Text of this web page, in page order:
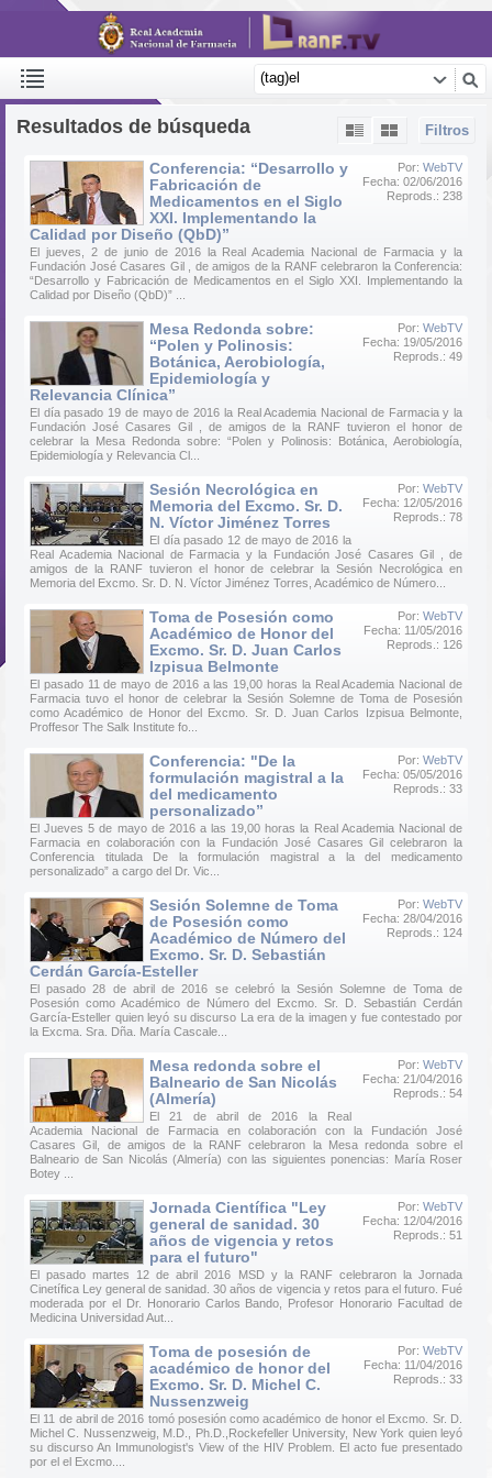
Filtros
Resultados de búsqueda
Por: WebTV
Fecha: 02/06/2016
Reprods.: 238
Conferencia: “Desarrollo y
Fabricación de
Medicamentos en el Siglo
XXI. Implementando la
Calidad por Diseño (QbD)”
El jueves, 2 de junio de 2016 la Real Academia Nacional de Farmacia y la
Fundación José Casares Gil , de amigos de la RANF celebraron la Conferencia:
“Desarrollo y Fabricación de Medicamentos en el Siglo XXI. Implementando la
Calidad por Diseño (QbD)” ...
Por: WebTV
Fecha: 19/05/2016
Reprods.: 49
Mesa Redonda sobre:
“Polen y Polinosis:
Botánica, Aerobiología,
Epidemiología y
Relevancia Clínica”
El día pasado 19 de mayo de 2016 la Real Academia Nacional de Farmacia y la
Fundación José Casares Gil , de amigos de la RANF tuvieron el honor de
celebrar la Mesa Redonda sobre: “Polen y Polinosis: Botánica, Aerobiología,
Epidemiología y Relevancia Cl...
Por: WebTV
Fecha: 12/05/2016
Reprods.: 78
Sesión Necrológica en
Memoria del Excmo. Sr. D.
N. Víctor Jiménez Torres
El día pasado 12 de mayo de 2016 la
Real Academia Nacional de Farmacia y la Fundación José Casares Gil , de
amigos de la RANF tuvieron el honor de celebrar la Sesión Necrológica en
Memoria del Excmo. Sr. D. N. Víctor Jiménez Torres, Académico de Número...
Por: WebTV
Fecha: 11/05/2016
Reprods.: 126
Toma de Posesión como
Académico de Honor del
Excmo. Sr. D. Juan Carlos
Izpisua Belmonte
El pasado 11 de mayo de 2016 a las 19,00 horas la Real Academia Nacional de
Farmacia tuvo el honor de celebrar la Sesión Solemne de Toma de Posesión
como Académico de Honor del Excmo. Sr. D. Juan Carlos Izpisua Belmonte,
Proffesor The Salk Institute fo...
Por: WebTV
Fecha: 05/05/2016
Reprods.: 33
Conferencia: "De la
formulación magistral a la
del medicamento
personalizado”
El Jueves 5 de mayo de 2016 a las 19,00 horas la Real Academia Nacional de
Farmacia en colaboración con la Fundación José Casares Gil celebraron la
Conferencia titulada De la formulación magistral a la del medicamento
personalizado” a cargo del Dr. Vic...
Por: WebTV
Fecha: 28/04/2016
Reprods.: 124
Sesión Solemne de Toma
de Posesión como
Académico de Número del
Excmo. Sr. D. Sebastián
Cerdán García-Esteller
El pasado 28 de abril de 2016 se celebró la Sesión Solemne de Toma de
Posesión como Académico de Número del Excmo. Sr. D. Sebastián Cerdán
García-Esteller quien leyó su discurso La era de la imagen y fue contestado por
la Excma. Sra. Dña. María Cascale...
Por: WebTV
Fecha: 21/04/2016
Reprods.: 54
Mesa redonda sobre el
Balneario de San Nicolás
(Almería)
El 21 de abril de 2016 la Real
Academia Nacional de Farmacia en colaboración con la Fundación José
Casares Gil, de amigos de la RANF celebraron la Mesa redonda sobre el
Balneario de San Nicolás (Almería) con las siguientes ponencias: María Roser
Botey ...
Por: WebTV
Fecha: 12/04/2016
Reprods.: 51
Jornada Científica "Ley
general de sanidad. 30
años de vigencia y retos
para el futuro"
El pasado martes 12 de abril 2016 MSD y la RANF celebraron la Jornada
Cinetífica Ley general de sanidad. 30 años de vigencia y retos para el futuro. Fué
moderada por el Dr. Honorario Carlos Bando, Profesor Honorario Facultad de
Medicina Universidad Aut...
Por: WebTV
Fecha: 11/04/2016
Reprods.: 33
Toma de posesión de
académico de honor del
Excmo. Sr. D. Michel C.
Nussenzweig
El 11 de abril de 2016 tomó posesión como académico de honor el Excmo. Sr. D.
Michel C. Nussenzweig, M.D., Ph.D.,Rockefeller University, New York quien leyó
su discurso An Immunologist's View of the HIV Problem. El acto fue presentado
por el el Excmo....